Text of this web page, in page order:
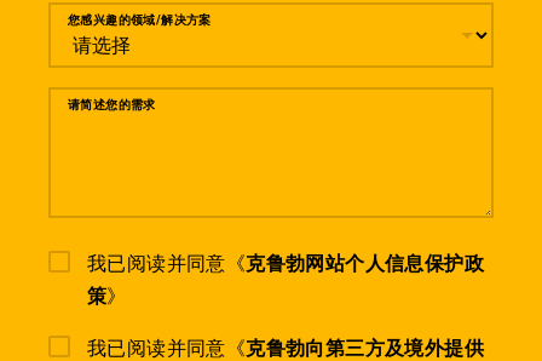
您感兴趣的领域/解决方案
请简述您的需求
我已阅读并同意《克鲁勃网站个人信息保护政
策》
我已阅读并同意《克鲁勃向第三方及境外提供